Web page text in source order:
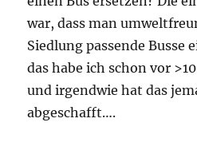
war, dass man
Siedlung passende Busse
das habe ich schon vor
und irgendwie hat das
abgeschafft….